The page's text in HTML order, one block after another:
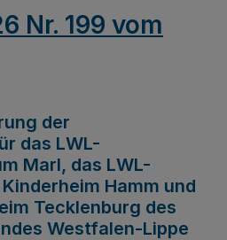
Nr. 199 vom
der
das LWL-
Marl, das LWL-
Hamm und
Tecklenburg des
Westfalen-Lippe